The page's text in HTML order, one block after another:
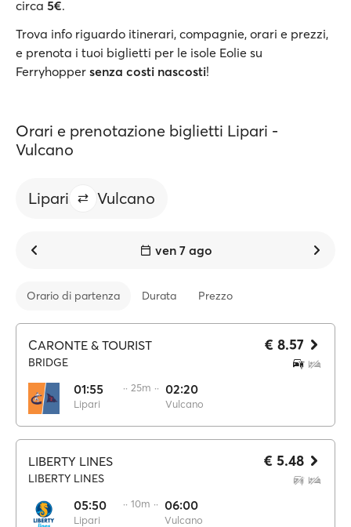
circa 5€.
Trova info riguardo itinerari, compagnie, orari e prezzi,
e prenota i tuoi biglietti per le isole Eolie su
Ferryhopper senza costi nascosti!
Orari e prenotazione biglietti Lipari -
Vulcano
Lipari Vulcano
ven 7 ago
Orario di partenza Durata Prezzo
CARONTE & TOURIST
BRIDGE
01:55
Lipari
·· 25m ·· 02:20
Vulcano
€ 8.57
LIBERTY LINES
LIBERTY LINES
05:50
Lipari
·· 10m ·· 06:00
Vulcano
€ 5.48